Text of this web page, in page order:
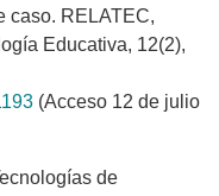
caso. RELATEC,
Educativa, 12(2),
(Acceso 12 de julio
de